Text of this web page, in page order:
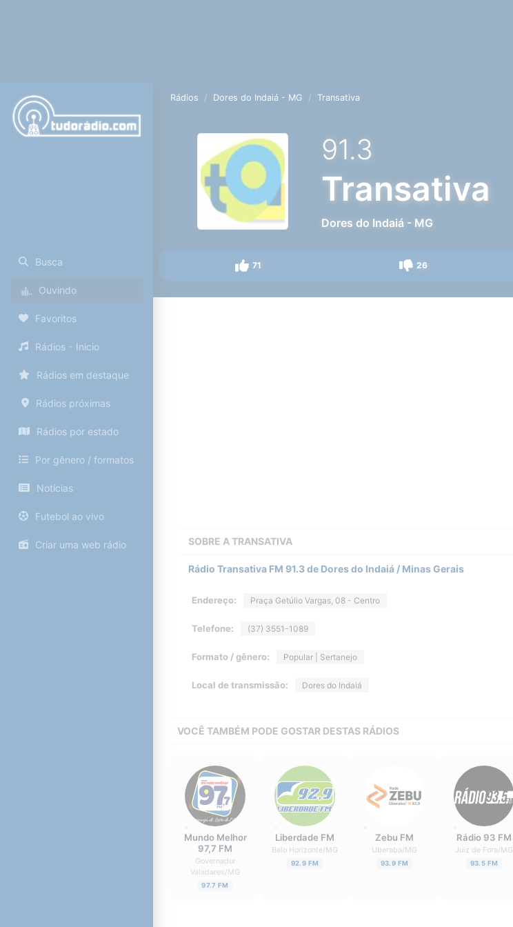
Busca
Ouvindo
Favoritos
Rádios - Inicio
Rádios em destaque
Rádios próximas
Rádios por estado
Por gênero / formatos
Notícias
Futebol ao vivo
Criar uma web rádio
Rádios Dores do Indaiá - MG Transativa
91.3
Transativa
Dores do Indaiá - MG
71 26
SOBRE ATRANSATIVA
Rádio Transativa FM 91.3 de Dores do Indaiá / Minas Gerais
Endereço: Praça Getúlio Vargas, 08 - Centro
Telefone: (37) 3551-1089
Formato / gênero: Popular | Sertanejo
Local de transmissão: Dores do Indaiá
VOCÊ TAMBÉM PODE GOSTAR DESTAS RÁDIOS
Mundo Melhor
97,7 FM
Governador
Valadares/MG
97.7 FM
Liberdade FM
Belo Horizonte/MG
92.9 FM
Zebu FM
Uberaba/MG
93.9 FM
Rádio 93 FM
Juiz de Fora/MG
93.5 FM